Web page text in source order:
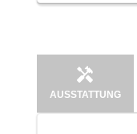
AUSSTATTUNG